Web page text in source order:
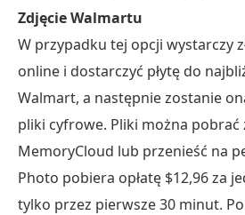
Zdjęcie Walmartu
W przypadku tej opcji wystarczy
online i dostarczyć płytę do
Walmart, a następnie zostanie
pliki cyfrowe. Pliki można pobrać
MemoryCloud lub przenieść na
Photo pobiera opłatę $12,96 za
tylko przez pierwsze 30 minut.